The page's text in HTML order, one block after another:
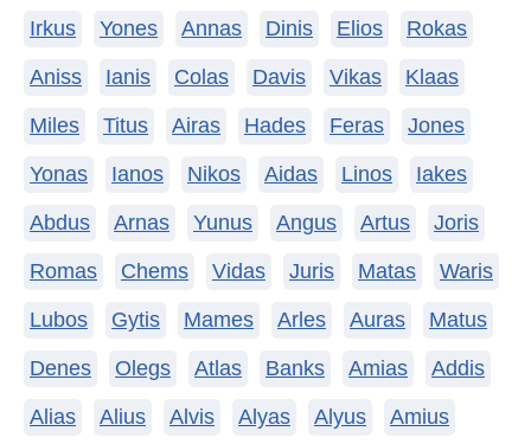
Irkus Yones Annas Dinis Elios Rokas
Aniss Ianis Colas Davis Vikas Klaas
Miles Titus Airas Hades Feras Jones
Yonas Ianos Nikos Aidas Linos Iakes
Abdus Arnas Yunus Angus Artus Joris
Romas Chems Vidas Juris Matas Waris
Lubos Gytis Mames Arles Auras Matus
Denes Olegs Atlas Banks Amias Addis
Alias Alius Alvis Alyas Alyus Amius